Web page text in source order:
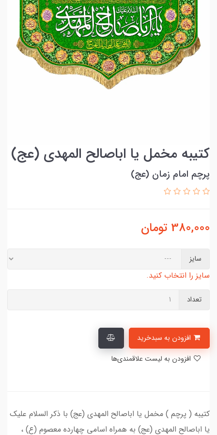
کتیبه مخمل یا اباصالح المهدی (عج)
پرچم امام زمان (عج)
380,000 تومان
سایز
سایز را انتخاب کنید.
تعداد
کتیبه ( پرچم ) مخمل یا اباصالح المهدی (عج) با ذکر السلام علیک
یا اباصالح المهدی (عج) به همراه اسامی چهارده معصوم (ع) ،